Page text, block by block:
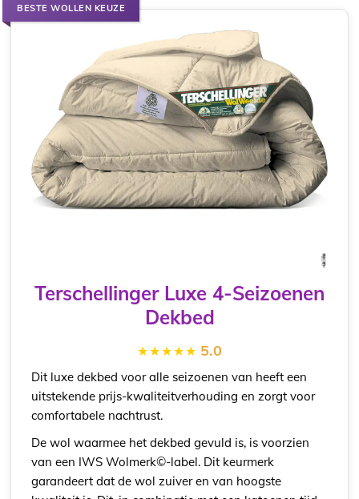
BESTE WOLLEN KEUZE
Terschellinger Luxe 4-Seizoenen
Dekbed
5.0
Dit luxe dekbed voor alle seizoenen van heeft een
uitstekende prijs-kwaliteitverhouding en zorgt voor
comfortabele nachtrust.
De wol waarmee het dekbed gevuld is, is voorzien
van een IWS Wolmerk©-label. Dit keurmerk
garandeert dat de wol zuiver en van hoogste